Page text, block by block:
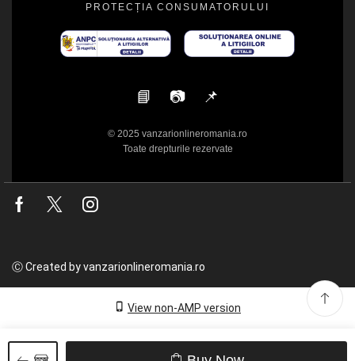
PROTECȚIA CONSUMATORULUI
📘 📷 📌
© 2025 vanzarionlineromania.ro
Toate drepturile rezervate
Facebook
Twitter
Ⓒ Created by vanzarionlineromania.ro
View non-AMP version